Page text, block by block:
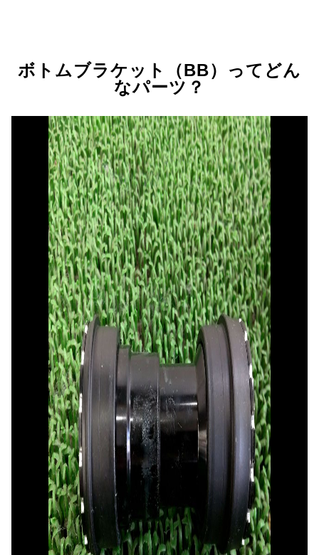
ボトムブラケット（BB）ってどん
なパーツ？